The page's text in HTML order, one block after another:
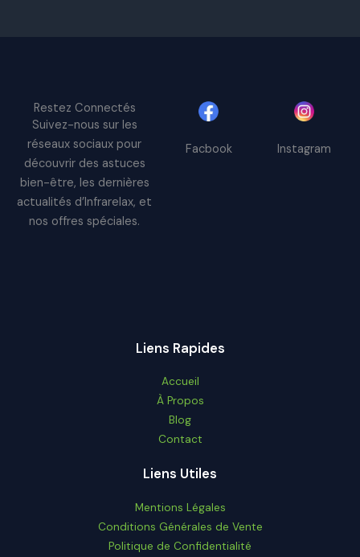
Restez Connectés
Suivez-nous sur les
réseaux sociaux pour
découvrir des astuces
bien-être, les dernières
actualités d’Infrarelax, et
nos offres spéciales.
Facbook Instagram
Liens Rapides
Accueil
À Propos
Blog
Contact
Liens Utiles
Mentions Légales
Conditions Générales de Vente
Politique de Confidentialité